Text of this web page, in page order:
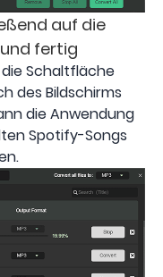
auf die
fertig
Schaltfläche
des Bildschirms
die Anwendung
Spotify-Songs